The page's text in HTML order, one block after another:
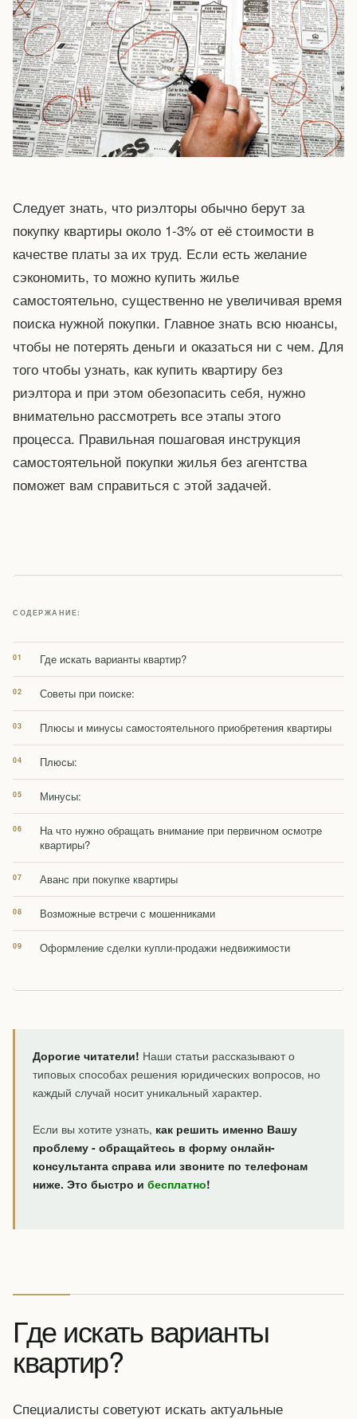
Следует знать, что риэлторы обычно берут за
покупку квартиры около 1-3% от её стоимости в
качестве платы за их труд. Если есть желание
сэкономить, то можно купить жилье
самостоятельно, существенно не увеличивая время
поиска нужной покупки. Главное знать всю нюансы,
чтобы не потерять деньги и оказаться ни с чем. Для
того чтобы узнать, как купить квартиру без
риэлтора и при этом обезопасить себя, нужно
внимательно рассмотреть все этапы этого
процесса. Правильная пошаговая инструкция
самостоятельной покупки жилья без агентства
поможет вам справиться с этой задачей.
СОДЕРЖАНИЕ:
Где искать варианты квартир?
Советы при поиске:
Плюсы и минусы самостоятельного приобретения квартиры
Плюсы:
Минусы:
На что нужно обращать внимание при первичном осмотре
квартиры?
Аванс при покупке квартиры
Возможные встречи с мошенниками
Оформление сделки купли-продажи недвижимости
Дорогие читатели! Наши статьи рассказывают о
типовых способах решения юридических вопросов, но
каждый случай носит уникальный характер.
Если вы хотите узнать, как решить именно Вашу
проблему - обращайтесь в форму онлайн-
консультанта справа или звоните по телефонам
ниже. Это быстро и бесплатно!
Где искать варианты
квартир?
Специалисты советуют искать актуальные